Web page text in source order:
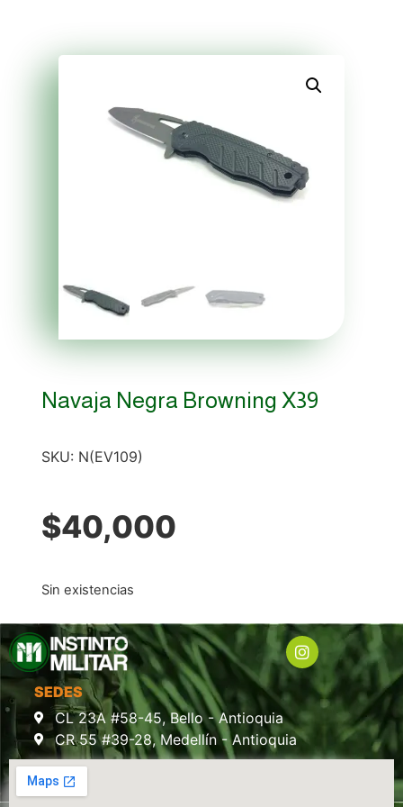
Navaja Negra Browning X39
SKU: N(EV109)
$40,000
Sin existencias
SEDES
CL 23A #58-45, Bello - Antioquia
CR 55 #39-28, Medellín - Antioquia